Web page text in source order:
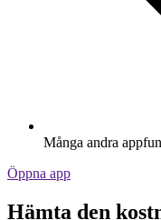
Många andra
Öppna app
Hämta den